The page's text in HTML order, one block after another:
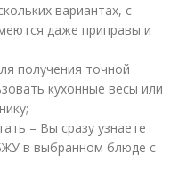
вариантах, с
даже приправы и
получения точной
кухонные весы или
– Вы сразу узнаете
в выбранном блюде с